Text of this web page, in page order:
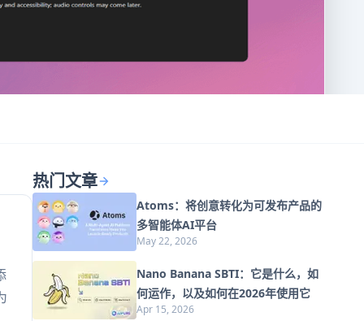
热门文章
Atoms：将创意转化为可发布产品的
多智能体AI平台
May 22, 2026
Nano Banana SBTI：它是什么，如
何运作，以及如何在2026年使用它
Apr 15, 2026